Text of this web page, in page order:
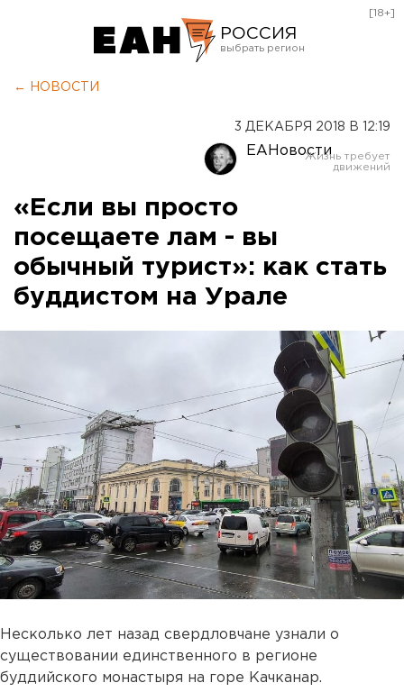
РОССИЯ
Оренбург
[18+]
← НОВОСТИ
3 ДЕКАБРЯ 2018 В 12:19
ЕАНовости
«Если вы просто
посещаете лам - вы
обычный турист»: как стать
буддистом на Урале
Несколько лет назад свердловчане узнали о
существовании единственного в регионе
буддийского монастыря на горе Качканар.